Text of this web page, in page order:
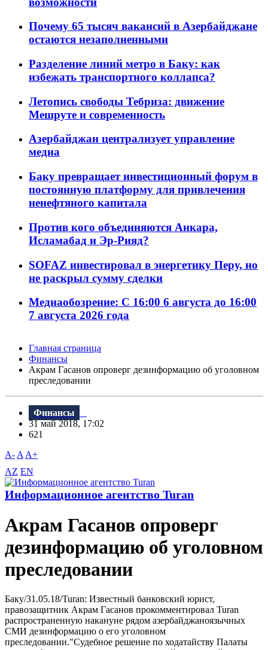
Почему 65 тысяч вакансий в Азербайджане
остаются незаполненными
Разделение линий метро в Баку: как
избежать транспортного коллапса?
Летопись свободы Тебриза: движение
Мешруте и современность
Азербайджан централизует управление
медиа
Баку превращает инвестиционный форум в
постоянную платформу для привлечения
ненефтяного капитала
Против кого объединяются Анкара,
Исламабад и Эр-Рияд?
SOFAZ инвестировал в энергетику Перу, но
не раскрыл сумму сделки
Медиаобозрение: С 16:00 6 августа до 16:00
7 августа 2026 года
Главная страница
Финансы
Акрам Гасанов опроверг дезинформацию об уголовном
преследовании
Финансы
31 май 2018, 17:02
621
A- A A+
AZ EN
Информационное агентство Turan
Акрам Гасанов опроверг
дезинформацию об уголовном
преследовании
Баку/31.05.18/Turan: Известный банковский юрист,
правозащитник Акрам Гасанов прокомментировал Turan
распространенную накануне рядом азербайджаноязычных
СМИ дезинформацию о его уголовном
преследовании."Судебное решение по ходатайству Палаты